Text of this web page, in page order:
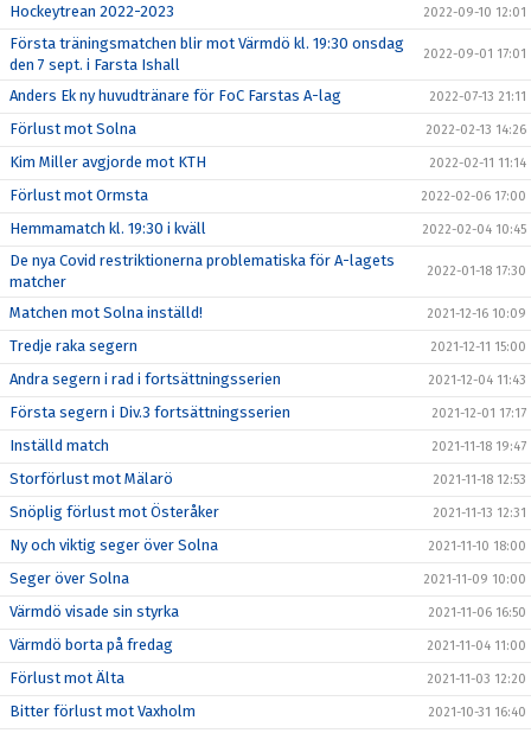
Hockeytrean 2022-2023 2022-09-10 12:01
Första träningsmatchen blir mot Värmdö kl. 19:30 onsdag
den 7 sept. i Farsta Ishall
2022-09-01 17:01
Anders Ek ny huvudtränare för FoC Farstas A-lag 2022-07-13 21:11
Förlust mot Solna 2022-02-13 14:26
Kim Miller avgjorde mot KTH 2022-02-11 11:14
Förlust mot Ormsta 2022-02-06 17:00
Hemmamatch kl. 19:30 i kväll 2022-02-04 10:45
De nya Covid restriktionerna problematiska för A-lagets
matcher
2022-01-18 17:30
Matchen mot Solna inställd! 2021-12-16 10:09
Tredje raka segern 2021-12-11 15:00
Andra segern i rad i fortsättningsserien 2021-12-04 11:43
Första segern i Div.3 fortsättningsserien 2021-12-01 17:17
Inställd match 2021-11-18 19:47
Storförlust mot Mälarö 2021-11-18 12:53
Snöplig förlust mot Österåker 2021-11-13 12:31
Ny och viktig seger över Solna 2021-11-10 18:00
Seger över Solna 2021-11-09 10:00
Värmdö visade sin styrka 2021-11-06 16:50
Värmdö borta på fredag 2021-11-04 11:00
Förlust mot Älta 2021-11-03 12:20
Bitter förlust mot Vaxholm 2021-10-31 16:40